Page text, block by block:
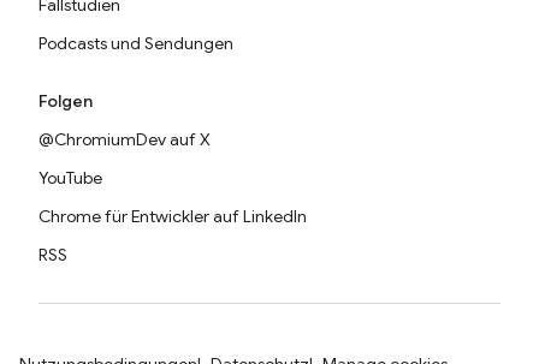
Fallstudien
Podcasts und Sendungen
Folgen
@ChromiumDev auf X
YouTube
Chrome für Entwickler auf LinkedIn
RSS